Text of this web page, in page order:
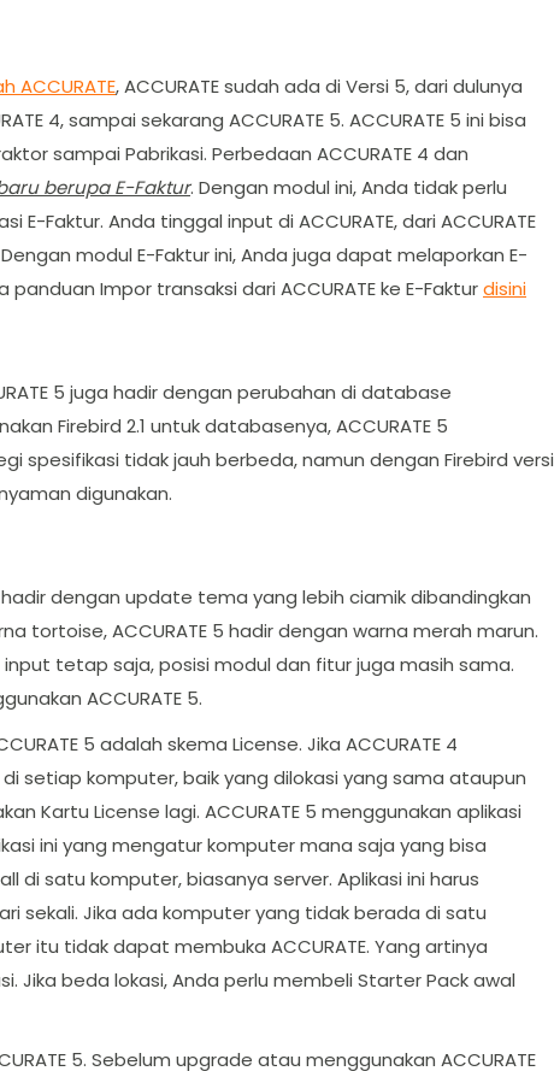
ACCURATE, ACCURATE sudah ada di Versi 5, dari dulunya
4, sampai sekarang ACCURATE 5. ACCURATE 5 ini bisa
sampai Pabrikasi. Perbedaan ACCURATE 4 dan
berupa E-Faktur. Dengan modul ini, Anda tidak perlu
Faktur. Anda tinggal input di ACCURATE, dari ACCURATE
modul E-Faktur ini, Anda juga dapat melaporkan E-
Impor transaksi dari ACCURATE ke E-Fakturdisini
5 juga hadir dengan perubahan di database
Firebird 2.1 untuk databasenya, ACCURATE 5
spesifikasi tidak jauh berbeda, namun dengan Firebird versi
digunakan.
dengan update tema yang lebih ciamik dibandingkan
tortoise, ACCURATE 5 hadir dengan warna merah marun.
tetap saja, posisi modul dan fitur juga masih sama.
ACCURATE 5.
5 adalah skema License. Jika ACCURATE 4
setiap komputer, baik yang dilokasi yang sama ataupun
Kartu License lagi. ACCURATE 5 menggunakan aplikasi
ini yang mengatur komputer mana saja yang bisa
di satu komputer, biasanya server. Aplikasi ini harus
sekali. Jika ada komputer yang tidak berada di satu
itu tidak dapat membuka ACCURATE. Yang artinya
Jika beda lokasi, Anda perlu membeli Starter Pack awal
5. Sebelum upgrade atau menggunakan ACCURATE